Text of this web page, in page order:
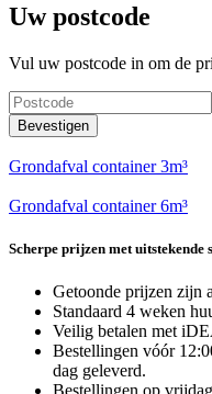
Uw postcode
Vul uw postcode in om de
Bevestigen
Grondafval container 3m³
Grondafval container 6m³
Scherpe prijzen met uitstekende
Getoonde prijzen zijn
Standaard 4 weken
Veilig betalen met
Bestellingen vóór
dag geleverd.
Bestellingen op